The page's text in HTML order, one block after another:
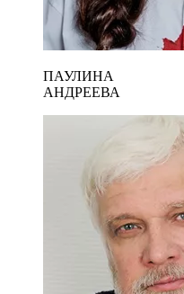
ПАУЛИНА
АНДРЕЕВА